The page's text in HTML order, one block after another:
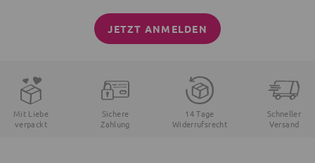
JETZT ANMELDEN
Mit Liebe
verpackt
Sichere
Zahlung
14 Tage
Widerrufsrecht
Schneller
Versand